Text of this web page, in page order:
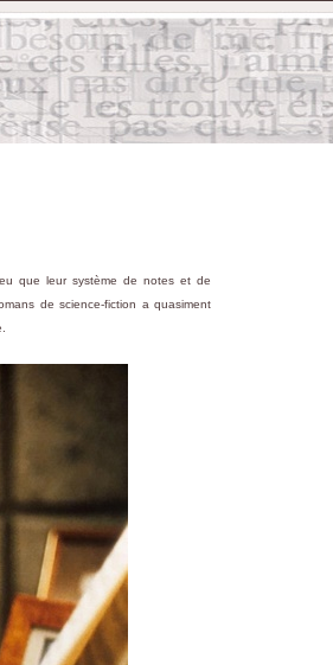
que leur système de notes et de
de science-fiction a quasiment